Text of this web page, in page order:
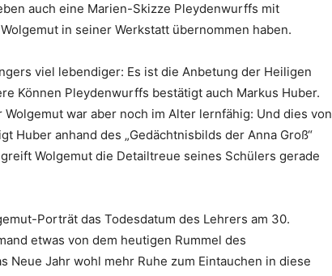
auch eine Marien-Skizze Pleydenwurffs mit
in seiner Werkstatt übernommen haben.
viel lebendiger: Es ist die Anbetung der Heiligen
Können Pleydenwurffs bestätigt auch Markus Huber.
war aber noch im Alter lernfähig: Und dies von
Huber anhand des „Gedächtnisbilds der Anna Groß“
Wolgemut die Detailtreue seines Schülers gerade
Porträt das Todesdatum des Lehrers am 30.
etwas von dem heutigen Rummel des
Neue Jahr wohl mehr Ruhe zum Eintauchen in diese